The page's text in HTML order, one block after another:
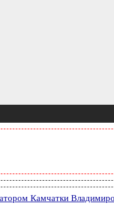
Камчатки